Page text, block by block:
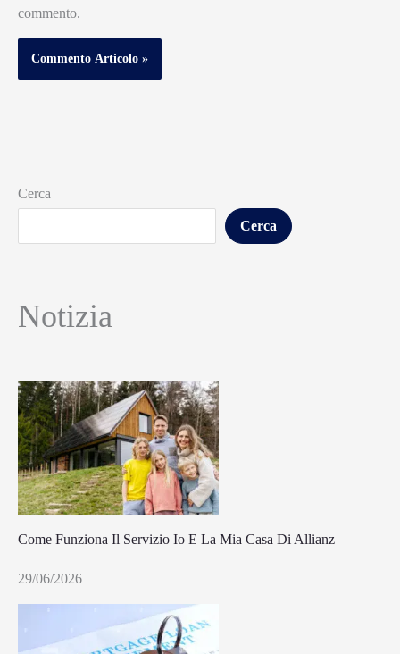
commento.
Cerca
Cerca
Notizia
Come Funziona Il Servizio Io E La Mia Casa Di Allianz
29/06/2026